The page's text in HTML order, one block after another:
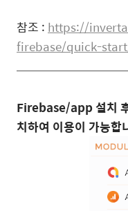
참조 : https://
firebase/quick-
Firebase/app 설치
치하여 이용이 가능합